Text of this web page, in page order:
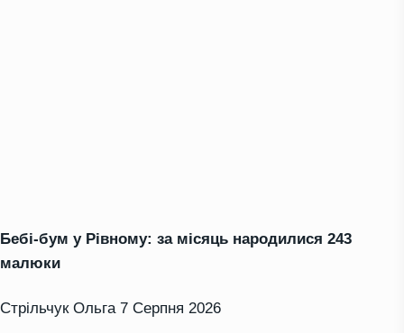
Бебі-бум у Рівному: за місяць народилися 243
малюки
Стрільчук Ольга 7 Серпня 2026